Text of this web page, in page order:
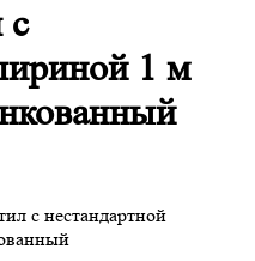
с
1 м
с нестандартной